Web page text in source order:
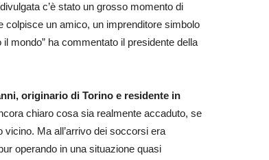
c’è stato un grosso momento di
colpisce un amico, un imprenditore simbolo
mondo” ha commentato il presidente della
originario di Torino e residente in
chiaro cosa sia realmente accaduto, se
Ma all’arrivo dei soccorsi era
operando in una situazione quasi